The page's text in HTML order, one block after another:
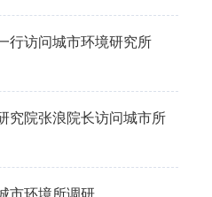
行访问城市环境研究所
究院张浪院长访问城市所